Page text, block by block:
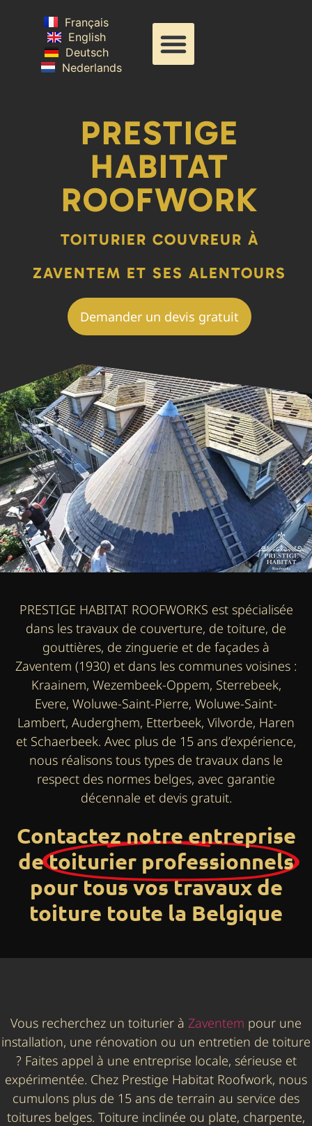
Français
English
Deutsch
Nederlands
PRESTIGE
HABITAT
ROOFWORK
TOITURIER COUVREUR À
ZAVENTEM ET SES ALENTOURS
Demander un devis gratuit
PRESTIGE HABITAT ROOFWORKS est spécialisée
dans les travaux de couverture, de toiture, de
gouttières, de zinguerie et de façades à
Zaventem (1930) et dans les communes voisines :
Kraainem, Wezembeek-Oppem, Sterrebeek,
Evere, Woluwe-Saint-Pierre, Woluwe-Saint-
Lambert, Auderghem, Etterbeek, Vilvorde, Haren
et Schaerbeek. Avec plus de 15 ans d’expérience,
nous réalisons tous types de travaux dans le
respect des normes belges, avec garantie
décennale et devis gratuit.
Contactez notre entreprise
detoiturier professionnels
pour tous vos travaux de
toiture toute la Belgique
Vous recherchez un toiturier à Zaventem pour une
installation, une rénovation ou un entretien de toiture
? Faites appel à une entreprise locale, sérieuse et
expérimentée. Chez Prestige Habitat Roofwork, nous
cumulons plus de 15 ans de terrain au service des
toitures belges. Toiture inclinée ou plate, charpente,